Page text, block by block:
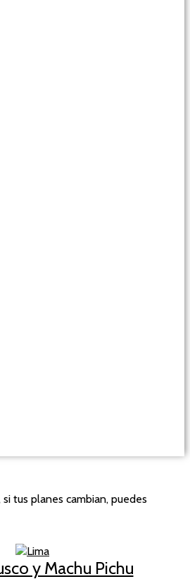
tus planes cambian, puedes
Lima
y Machu Pichu